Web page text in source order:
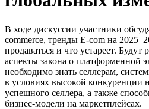
В ходе дискуссии участники
commerce, тренды E-com на
продаваться и что устареет.
аспекты закона о платформенной
необходимо знать селлерам,
в условиях высокой конкуренции
успешного селлера, а также
бизнес-модели на маркетплейсах.